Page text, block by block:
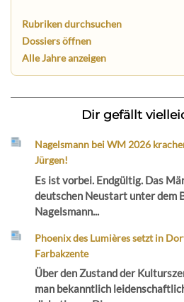
Rubriken durchsuchen
Dossiers öffnen
Alle Jahre anzeigen
Dir gefällt
Nagelsmann bei WM 2026
Jürgen!
Es ist vorbei. Endgültig. Das
deutschen Neustart unter dem
Nagelsmann...
Phoenix des Lumières setzt in
Farbakzente
Über den Zustand der
man bekanntlich